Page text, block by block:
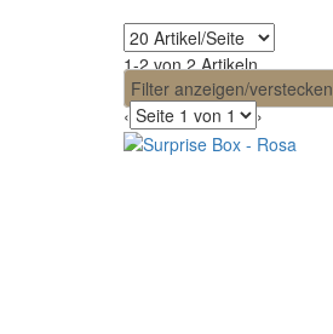
1-2 von 2 Artikeln
Filter anzeigen/verstecken
‹
›